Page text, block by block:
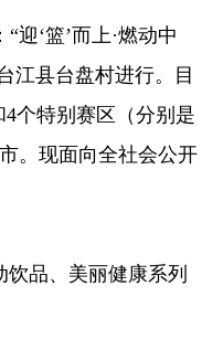
‘篮’而上·燃动中
江县台盘村进行。目
个特别赛区（分别是
。现面向全社会公开
品、美丽健康系列